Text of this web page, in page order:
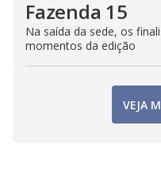
Fazenda 15
Na saída da sede, os
momentos da edição
VEJA